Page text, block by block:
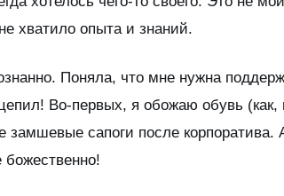
хватило опыта и знаний.
Поняла, что мне нужна
Во-первых, я обожаю обувь
сапоги после корпоратива.
божественно!